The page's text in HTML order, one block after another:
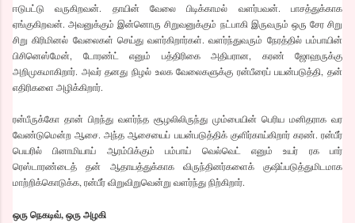
ஈடுபட்டு வருகிறவன். தாயின் வேலை பிடிக்காமல் வளர்பவன். பாசத்துக்காக
ஏங்குகிறவன். அவனுக்கும் இன்னொரு சிறுவனுக்கும் நட்பாகி இருவரும் ஒரு சேர சிறு
சிறு கிரிமினல் வேலைகள் செய்து வளர்கிறார்கள். வளர்ந்துவரும் நேரத்தில் பம்பாயின்
பிசினெஸ்மேன், டோரண்ட் எனும் பத்திரிகை அதிபரான, கரண் ஜோஹருக்கு
அறிமுகமாகிறார். அவர் தனது நிழல் உலக வேலைகளுக்கு ரன்பீரைப் பயன்படுத்தி, தன்
எதிரிகளை அழிக்கிறார்.
ரன்பீருக்கோ தான் பிறந்து வளர்ந்த சூழலிலிருந்து மும்பையின் பெரிய மனிதராக வர
வேண்டுமென்ற ஆசை. அந்த ஆசையைப் பயன்படுத்திக் குளிர்காய்கிறார் கரண். ரன்பீர்
பெயரில் பினாமியாய் ஆரம்பிக்கும் பம்பாய் வெல்வெட் எனும் உயர் ரக பார்
ரெஸ்டாரண்டைத் தன் ஆதாயத்துக்காக விருந்தினர்களைக் குஷிப்படுத்துமிடமாக
மாற்றிக்கொடுக்க, ரன்பீர் விறுவிறுவென்று வளர்ந்து நிற்கிறார்.
ஒரு நெகடிவ், ஒரு அழகி